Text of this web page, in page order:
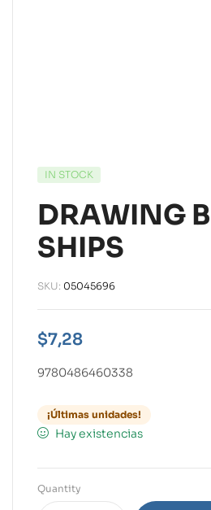
IN STOCK
DRAWING
SHIPS
SKU: 05045696
$7,28
9780486460338
¡Últimas unidades!
Hay existencias
Quantity